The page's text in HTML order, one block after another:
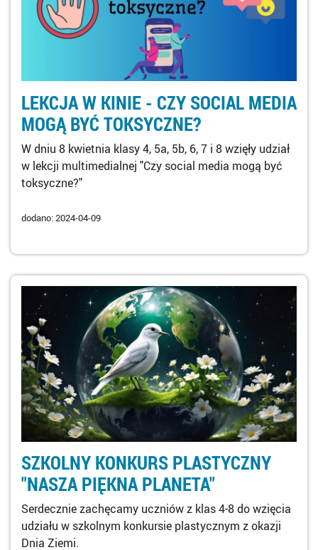
LEKCJA W KINIE - CZY SOCIAL MEDIA
MOGĄ BYĆ TOKSYCZNE?
W dniu 8 kwietnia klasy 4, 5a, 5b, 6, 7 i 8 wzięły udział
w lekcji multimedialnej "Czy social media mogą być
toksyczne?"
dodano: 2024-04-09
SZKOLNY KONKURS PLASTYCZNY
"NASZA PIĘKNA PLANETA"
Serdecznie zachęcamy uczniów z klas 4-8 do wzięcia
udziału w szkolnym konkursie plastycznym z okazji
Dnia Ziemi.